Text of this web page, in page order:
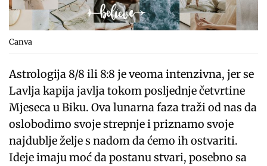
Canva
Astrologija 8/8 ili 8:8 je veoma intenzivna, jer se
Lavlja kapija javlja tokom posljednje četvrtine
Mjeseca u Biku. Ova lunarna faza traži od nas da
oslobodimo svoje strepnje i priznamo svoje
najdublje želje s nadom da ćemo ih ostvariti.
Ideje imaju moć da postanu stvari, posebno sa